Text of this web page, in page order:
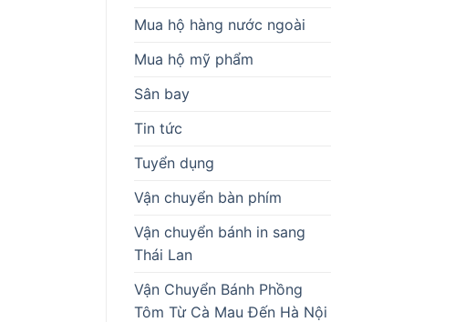
Mua hộ hàng nước ngoài
Mua hộ mỹ phẩm
Sân bay
Tin tức
Tuyển dụng
Vận chuyển bàn phím
Vận chuyển bánh in sang
Thái Lan
Vận Chuyển Bánh Phồng
Tôm Từ Cà Mau Đến Hà Nội